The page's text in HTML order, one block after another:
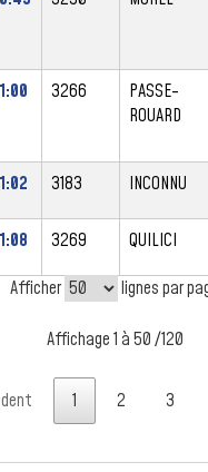
3266
PASSE-
ROUARD
3183 INCONNU
3269 QUILICI
Afficher
lignes par
Affichage 1 à 50 /120
1 2 3